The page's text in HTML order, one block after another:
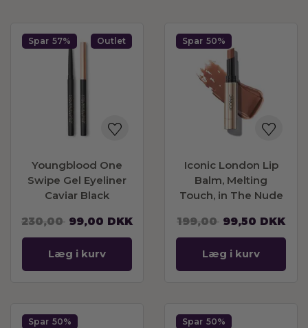
Spar 57% Outlet
Youngblood One
Swipe Gel Eyeliner
Caviar Black
230,00 99,00 DKK
Læg i kurv
Spar 50%
Iconic London Lip
Balm, Melting
Touch, in The Nude
199,00 99,50 DKK
Læg i kurv
Spar 50% Spar 50%